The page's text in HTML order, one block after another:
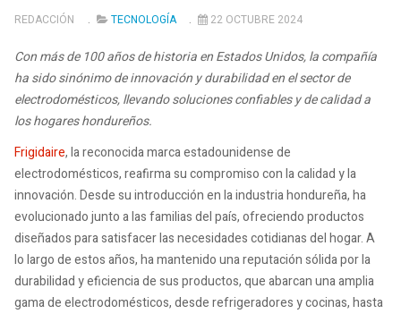
REDACCIÓN TECNOLOGÍA 22 OCTUBRE 2024
Con más de 100 años de historia en Estados Unidos, la compañía
ha sido sinónimo de innovación y durabilidad en el sector de
electrodomésticos, llevando soluciones confiables y de calidad a
los hogares hondureños.
Frigidaire, la reconocida marca estadounidense de
electrodomésticos, reafirma su compromiso con la calidad y la
innovación. Desde su introducción en la industria hondureña, ha
evolucionado junto a las familias del país, ofreciendo productos
diseñados para satisfacer las necesidades cotidianas del hogar. A
lo largo de estos años, ha mantenido una reputación sólida por la
durabilidad y eficiencia de sus productos, que abarcan una amplia
gama de electrodomésticos, desde refrigeradores y cocinas, hasta